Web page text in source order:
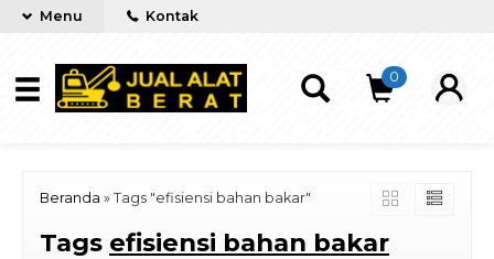
Menu Kontak
0
Beranda » Tags "efisiensi bahan bakar"
Tags efisiensi bahan bakar